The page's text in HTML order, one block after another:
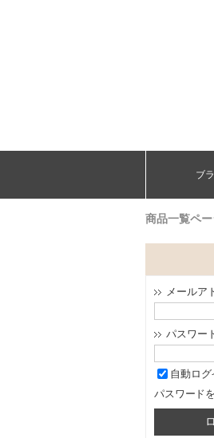
ブ
商品一覧ペ
メールア
パスワー
自動ロ
パスワード